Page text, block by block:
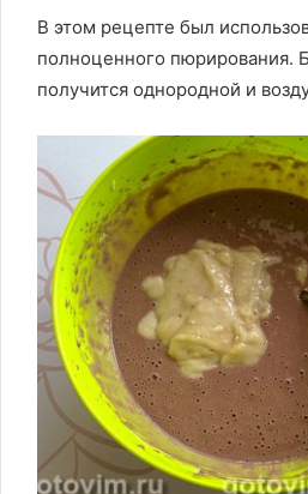
В этом рецепте был
полноценного пюрирования.
получится однородной и